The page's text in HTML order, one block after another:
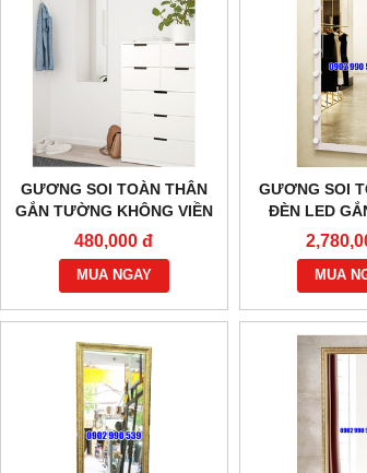
BẾP HẦM THAN ĐÁ CÓ GÁY
Vui lòng gọi
GƯƠNG SOI TOÀN THÂN
GẮN TƯỜNG KHÔNG VIỀN
480,000 đ
MUA NGAY
GƯƠNG SOI
ĐÈN LED
KHUNG
MUA